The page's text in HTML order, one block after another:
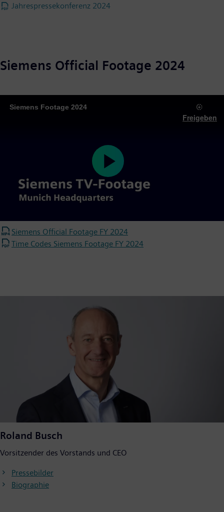
Jahrespressekonferenz 2024
Siemens Official Footage 2024
Siemens Footage 2024
Freigeben
Play
Video
Siemens Official Footage FY 2024
Time Codes Siemens Footage FY 2024
Roland Busch
Vorsitzender des Vorstands und CEO
Pressebilder
Biographie